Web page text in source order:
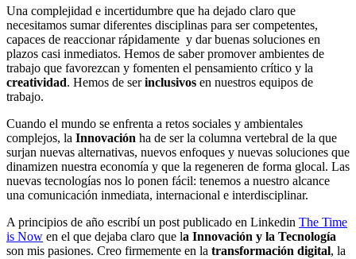
Una complejidad e incertidumbre que ha dejado claro que
necesitamos sumar diferentes disciplinas para ser competentes,
capaces de reaccionar rápidamente y dar buenas soluciones en
plazos casi inmediatos. Hemos de saber promover ambientes de
trabajo que favorezcan y fomenten el pensamiento crítico y la
creatividad. Hemos de serinclusivos en nuestros equipos de
trabajo.
Cuando el mundo se enfrenta a retos sociales y ambientales
complejos, la Innovación ha de ser la columna vertebral de la que
surjan nuevas alternativas, nuevos enfoques y nuevas soluciones que
dinamizen nuestra economía y que la regeneren de forma glocal. Las
nuevas tecnologías nos lo ponen fácil: tenemos a nuestro alcance
una comunicación inmediata, internacional e interdisciplinar.
A principios de año escribí un post publicado en Linkedin The Time
is Now en el que dejaba claro que la Innovación y la Tecnología
son mis pasiones. Creo firmemente en la transformación digital, la